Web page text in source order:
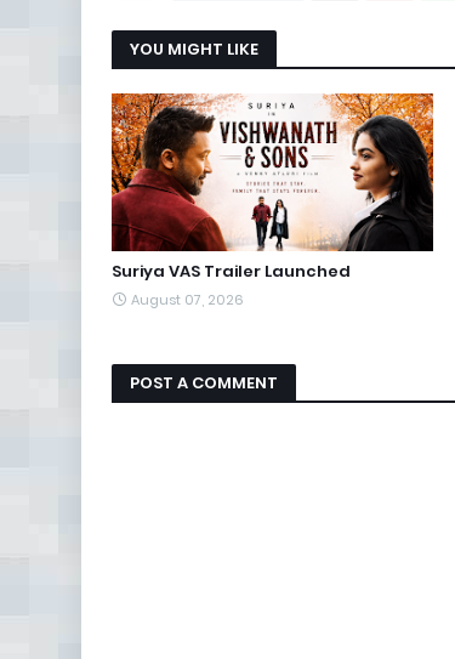
YOU MIGHT LIKE
Suriya VAS Trailer Launched
August 07, 2026
POST A COMMENT